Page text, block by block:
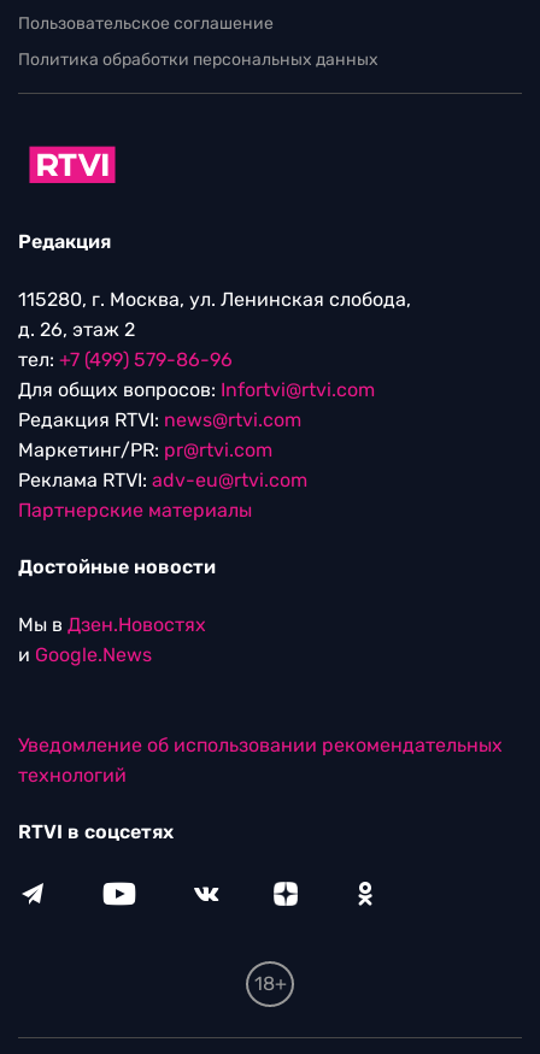
Пользовательское соглашение
Политика обработки персональных данных
Редакция
115280, г. Москва, ул. Ленинская слобода,
д. 26, этаж 2
тел: +7 (499) 579-86-96
Для общих вопросов: Infortvi@rtvi.com
Редакция RTVI: news@rtvi.com
Маркетинг/PR: pr@rtvi.com
Реклама RTVI: adv-eu@rtvi.com
Партнерские материалы
Достойные новости
Мы в Дзен.Новостях
и Google.News
Уведомление об использовании рекомендательных
технологий
RTVI в соцсетях
18+